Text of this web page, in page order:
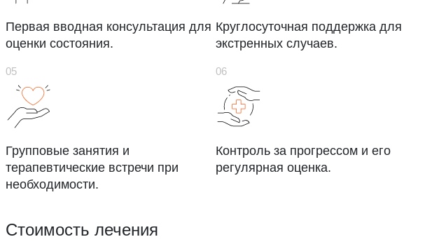
Первая вводная консультация для
оценки состояния.
Круглосуточная поддержка для
экстренных случаев.
Групповые занятия и
терапевтические встречи при
необходимости.
Контроль за прогрессом и его
регулярная оценка.
Стоимость лечения